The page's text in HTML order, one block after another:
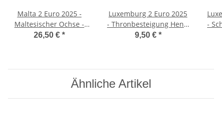
Malta 2 Euro 2025 -
Maltesischer Ochse -
Coincard
26,50 € *
Luxemburg 2 Euro 2025
- Thronbesteigung Henri
- unc.
9,50 € *
-
Ähnliche Artikel